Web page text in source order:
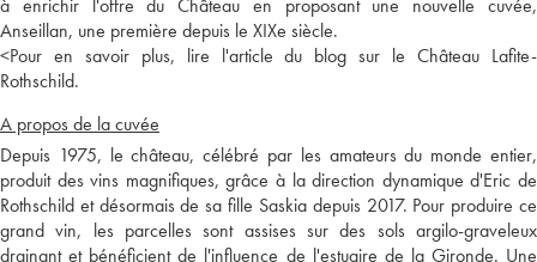
à enrichir l'offre du Château en proposant une nouvelle cuvée,
Anseillan, une première depuis le XIXe siècle.
<Pour en savoir plus, lire l'article du blog sur le Château Lafite-
Rothschild.
A propos de la cuvée
Depuis 1975, le château, célébré par les amateurs du monde entier,
produit des vins magnifiques, grâce à la direction dynamique d'Eric de
Rothschild et désormais de sa fille Saskia depuis 2017. Pour produire ce
grand vin, les parcelles sont assises sur des sols argilo-graveleux
drainant et bénéficient de l'influence de l'estuaire de la Gironde. Une